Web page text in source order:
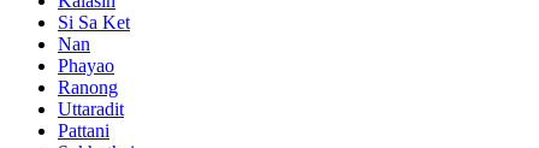
Si Sa Ket
Nan
Phayao
Ranong
Uttaradit
Pattani